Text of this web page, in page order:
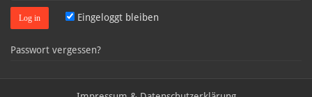
Eingeloggt bleiben
Passwort vergessen?